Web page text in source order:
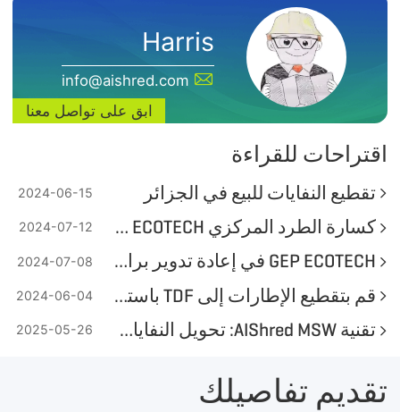
Harris
info@aishred.com
ابق على تواصل معنا
اقتراحات للقراءة
تقطيع النفايات للبيع في الجزائر 2024-06-15
كسارة الطرد المركزي GEP ECOTECH للبيع 2024-07-12
GEP ECOTECH في إعادة تدوير براميل المواد الكيميائية البلاستيكية 2024-07-08
قم بتقطيع الإطارات إلى TDF باستخدام آلات تمزيق الإطارات GEP ECOTECH 2024-06-04
تقنية AIShred MSW: تحويل النفايات إلى وقود عالي الجودة 2025-05-26
تقديم تفاصيلك